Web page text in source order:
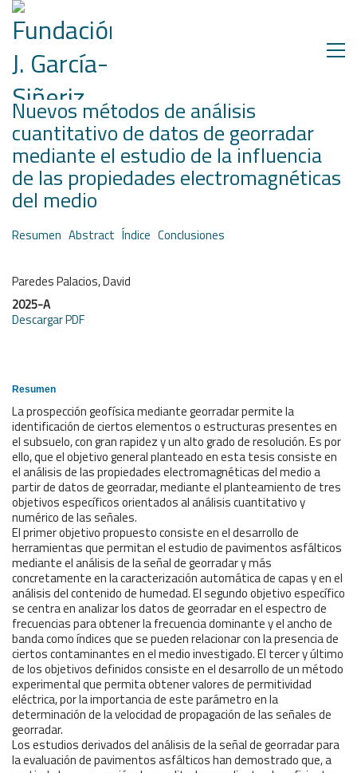
Nuevos métodos de análisis
cuantitativo de datos de georradar
mediante el estudio de la influencia
de las propiedades electromagnéticas
del medio
Resumen Abstract Índice Conclusiones
Paredes Palacios, David
2025-A
Descargar PDF
Resumen
La prospección geofísica mediante georradar permite la
identificación de ciertos elementos o estructuras presentes en
el subsuelo, con gran rapidez y un alto grado de resolución. Es por
ello, que el objetivo general planteado en esta tesis consiste en
el análisis de las propiedades electromagnéticas del medio a
partir de datos de georradar, mediante el planteamiento de tres
objetivos específicos orientados al análisis cuantitativo y
numérico de las señales.
El primer objetivo propuesto consiste en el desarrollo de
herramientas que permitan el estudio de pavimentos asfálticos
mediante el análisis de la señal de georradar y más
concretamente en la caracterización automática de capas y en el
análisis del contenido de humedad. El segundo objetivo específico
se centra en analizar los datos de georradar en el espectro de
frecuencias para obtener la frecuencia dominante y el ancho de
banda como índices que se pueden relacionar con la presencia de
ciertos contaminantes en el medio investigado. El tercer y último
de los objetivos definidos consiste en el desarrollo de un método
experimental que permita obtener valores de permitividad
eléctrica, por la importancia de este parámetro en la
determinación de la velocidad de propagación de las señales de
georradar.
Los estudios derivados del análisis de la señal de georradar para
la evaluación de pavimentos asfálticos han demostrado que, a